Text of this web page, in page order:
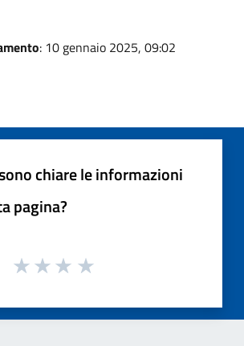
: 10 gennaio 2025, 09:02
chiare le informazioni
pagina?